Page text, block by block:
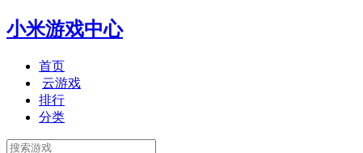
小米游戏中心
首页
云游戏
排行
分类